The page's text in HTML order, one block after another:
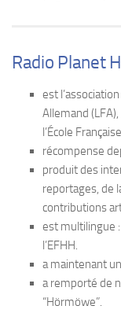
Radio Planet
est
Allemand
l’École
récompense
produit des
reportages, de
contributions
est multilingue
l’EFHH.
a maintenant
a remporté de
“Hörmöwe”.